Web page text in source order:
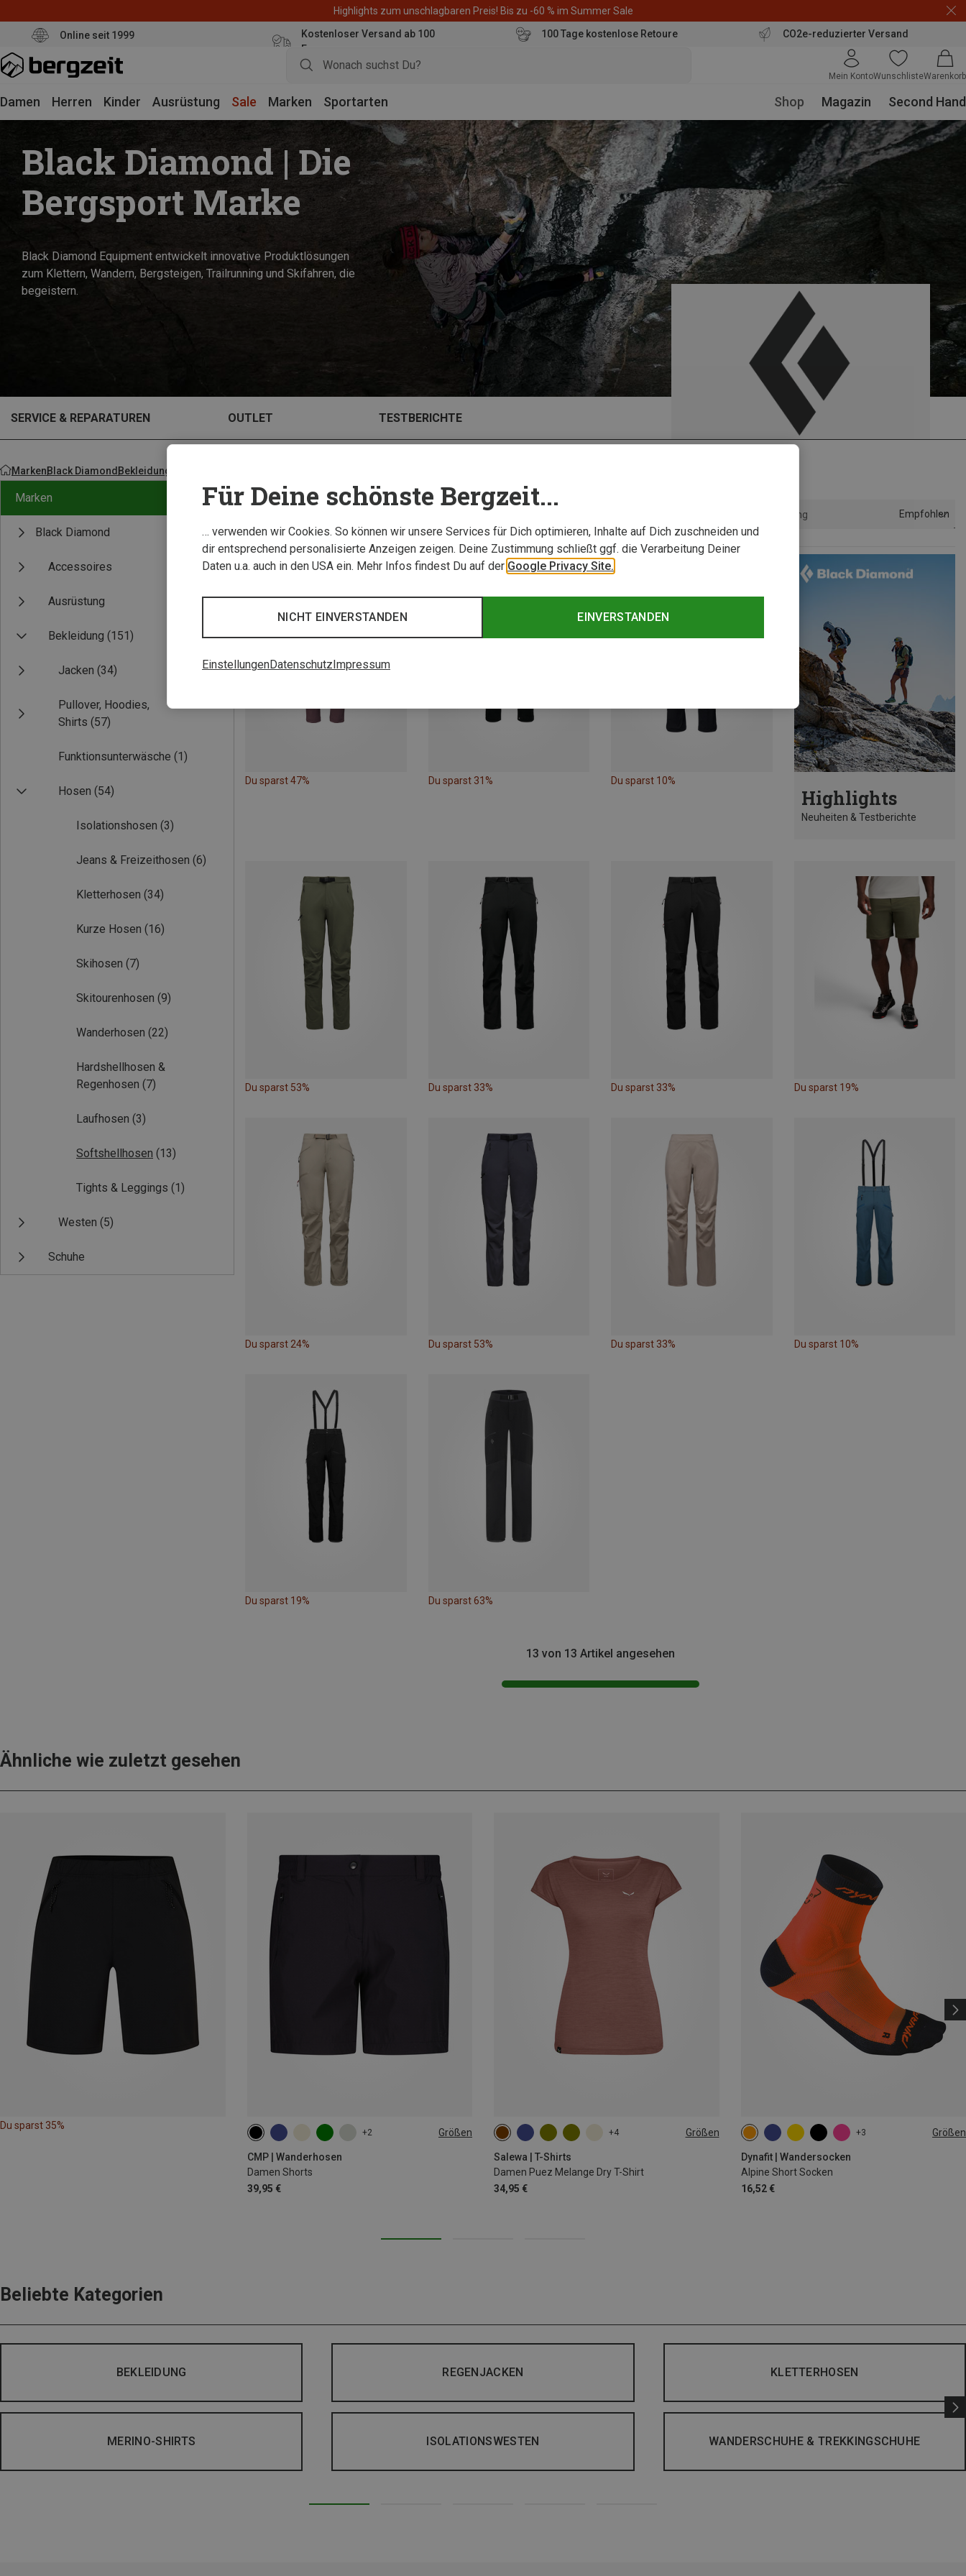
Highlights zum unschlagbaren Preis! Bis zu -60 % im Summer Sale
Online seit 1999
Kostenloser Versand ab 100
Euro
100 Tage kostenlose Retoure CO2e-reduzierter Versand
Mein KontoWunschlisteWarenkorb
Damen Herren Kinder Ausrüstung Sale Marken Sportarten Shop Magazin Second Hand
Black Diamond | Die
Bergsport Marke
Black Diamond Equipment entwickelt innovative Produktlösungen
zum Klettern, Wandern, Bergsteigen, Trailrunning und Skifahren, die
begeistern.
SERVICE & REPARATUREN OUTLET TESTBERICHTE
MarkenBlack DiamondBekleidung
Marken
Black Diamond
Accessoires
Ausrüstung
Bekleidung (151)
Jacken (34)
Pullover, Hoodies,
Shirts (57)
Funktionsunterwäsche (1)
Hosen (54)
Isolationshosen (3)
Jeans & Freizeithosen (6)
Kletterhosen (34)
Kurze Hosen (16)
Skihosen (7)
Skitourenhosen (9)
Wanderhosen (22)
Hardshellhosen &
Regenhosen (7)
Laufhosen (3)
Softshellhosen (13)
Tights & Leggings (1)
Westen (5)
Schuhe
Sortierung Empfohlen
Du sparst 47% Du sparst 31% Du sparst 10%
Highlights
Neuheiten & Testberichte
Du sparst 53% Du sparst 33% Du sparst 33% Du sparst 19%
Du sparst 24% Du sparst 53% Du sparst 33% Du sparst 10%
Du sparst 19% Du sparst 63%
13 von 13 Artikel angesehen
Ähnliche wie zuletzt gesehen
Du sparst 35%
+2 Größen
CMP | Wanderhosen
Damen Shorts
39,95 €
XXS S L
+4 Größen
Salewa | T-Shirts
Damen Puez Melange Dry T-Shirt
34,95 €
+3 Größen
Dynafit | Wandersocken
Alpine Short Socken
16,52 €
35|36|37|38 39|40|41|42
Beliebte Kategorien
BEKLEIDUNG REGENJACKEN KLETTERHOSEN
MERINO-SHIRTS ISOLATIONSWESTEN WANDERSCHUHE & TREKKINGSCHUHE
Für Deine schönste Bergzeit...
… verwenden wir Cookies. So können wir unsere Services für Dich optimieren, Inhalte auf Dich zuschneiden und
dir entsprechend personalisierte Anzeigen zeigen. Deine Zustimmung schließt ggf. die Verarbeitung Deiner
Daten u.a. auch in den USA ein. Mehr Infos findest Du auf der Google Privacy Site.
EINVERSTANDEN
NICHT EINVERSTANDEN
EinstellungenDatenschutzImpressum